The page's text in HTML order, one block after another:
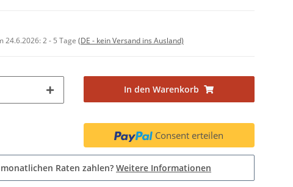
24.6.2026:2 - 5 Tage (DE - kein Versand ins Ausland)
In den Warenkorb
Consent erteilen
Raten zahlen? Weitere Informationen